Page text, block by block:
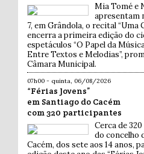
Mia Tomé e
apresentam
7, em Grândola, o recital “Uma
encerra a primeira edição do
espetáculos “O Papel da
Entre Textos e Melodias”,
Câmara Municipal.
07h00 - quinta, 06/08/2026
“Férias Jovens”
em Santiago do Cacém
com 320 participantes
Cerca de
do concelho
Cacém, dos sete aos 14 anos,